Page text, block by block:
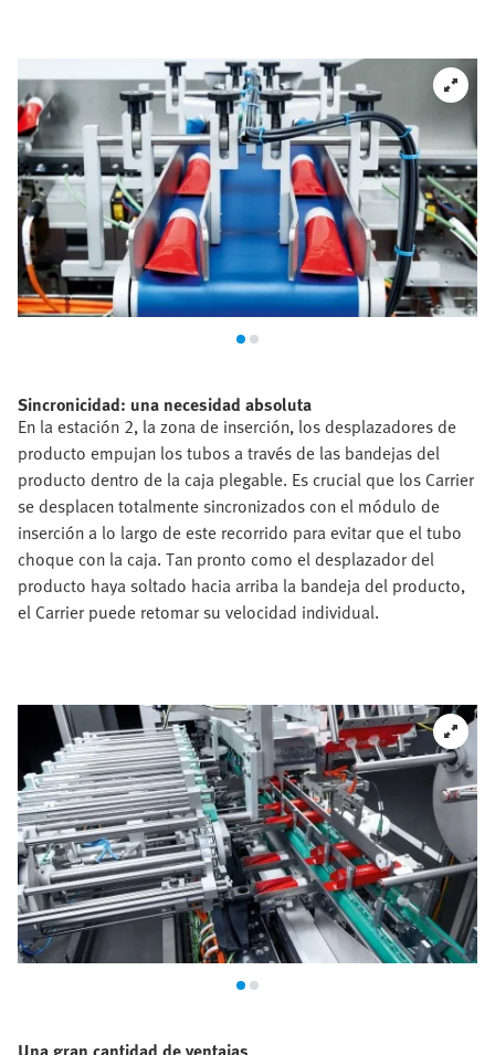
Sincronicidad: una necesidad absoluta
En la estación 2, la zona de inserción, los desplazadores de
producto empujan los tubos a través de las bandejas del
producto dentro de la caja plegable. Es crucial que los Carrier
se desplacen totalmente sincronizados con el módulo de
inserción a lo largo de este recorrido para evitar que el tubo
choque con la caja. Tan pronto como el desplazador del
producto haya soltado hacia arriba la bandeja del producto,
el Carrier puede retomar su velocidad individual.